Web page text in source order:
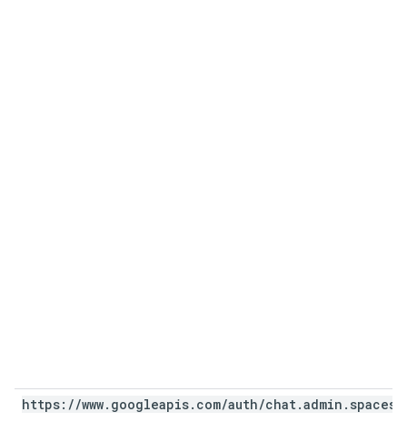
https: //www. googleapis. com/auth/chat.admin . spaces